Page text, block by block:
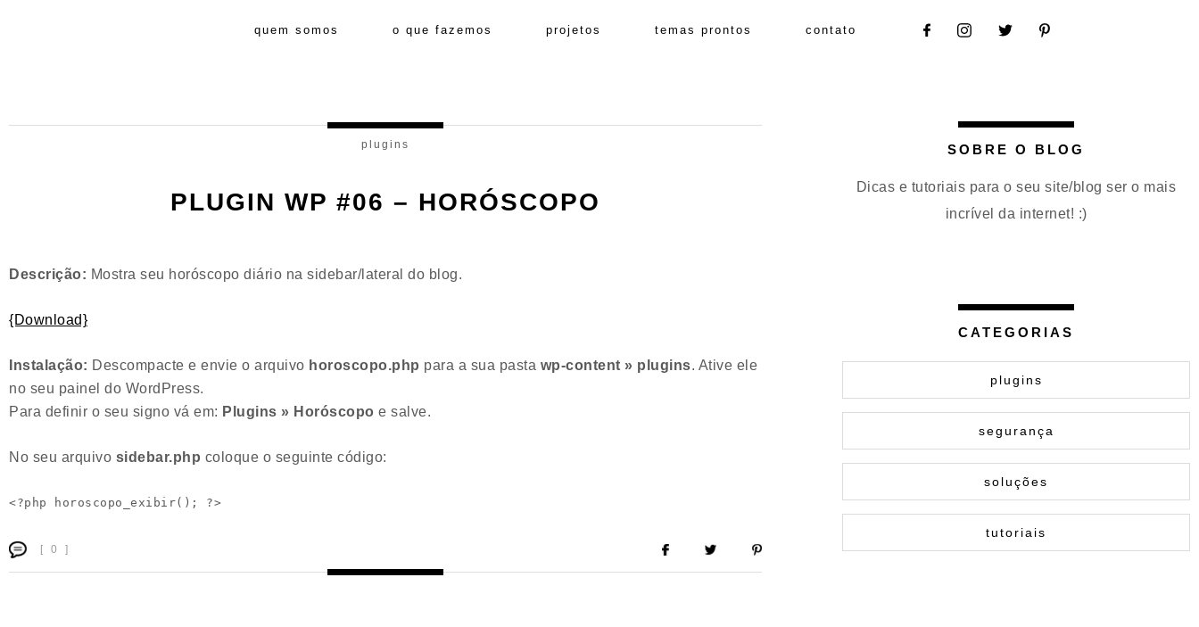
quem somos o que fazemos projetos temas prontos contato
plugins
PLUGIN WP #06 – HORÓSCOPO
Descrição: Mostra seu horóscopo diário na sidebar/lateral do blog.
{Download}
Instalação: Descompacte e envie o arquivo horoscopo.php para a sua pasta wp-content » plugins. Ative ele
no seu painel do WordPress.
Para definir o seu signo vá em: Plugins » Horóscopo e salve.
No seu arquivo sidebar.php coloque o seguinte código:
<?php horoscopo_exibir(); ?>
[ 0 ]
SOBRE O BLOG
Dicas e tutoriais para o seu site/blog ser o mais
incrível da internet! :)
CATEGORIAS
plugins
segurança
soluções
tutoriais